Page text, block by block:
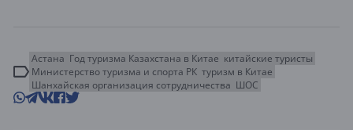
Астана Год туризма Казахстана в Китае китайские туристы
Министерство туризма и спорта РК туризм в Китае
Шанхайская организация сотрудничества ШОС